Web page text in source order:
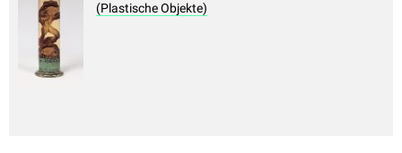
(Plastische Objekte)